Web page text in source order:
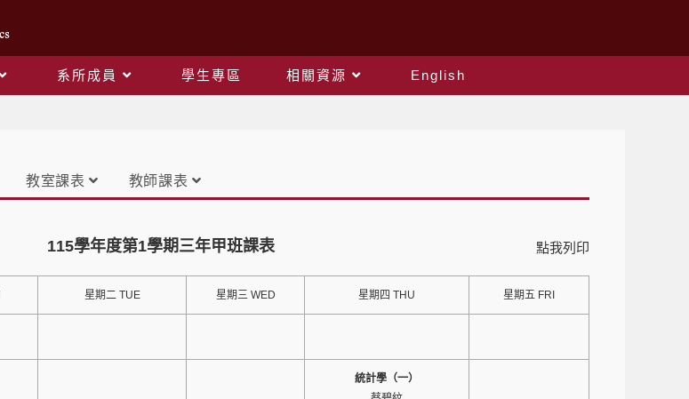
系所成員 學生專區 相關資源
English
教室課表 教師課表
點我列印
115學年度第1學期三年甲班課表
星期二 TUE 星期三 WED 星期四 THU 星期五 FRI
統計學（一）